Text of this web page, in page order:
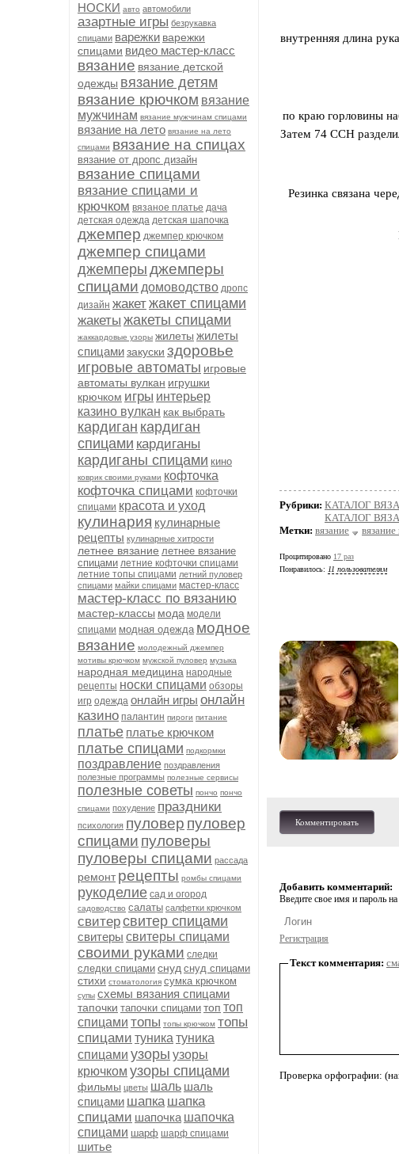
НОСКИ авто автомобили
азартные игры безрукавка
спицами варежки варежки
спицами видео мастер-класс
вязание вязание детской
одежды вязание детям
вязание крючком вязание
мужчинам вязание мужчинам спицами
вязание на лето вязание на лето
спицами вязание на спицах
вязание от дропс дизайн
вязание спицами
вязание спицами и
крючком вязаное платье дача
детская одежда детская шапочка
джемпер джемпер крючком
джемпер спицами
джемперы джемперы
спицами домоводство дропс
дизайн жакетжакет спицами
жакеты жакеты спицами
жаккардовые узоры жилеты жилеты
спицамизакуски здоровье
игровые автоматы игровые
автоматы вулкан игрушки
крючком игры интерьер
казино вулкан как выбрать
кардиган кардиган
спицами кардиганы
кардиганы спицами кино
коврик своими руками кофточка
кофточка спицами кофточки
спицами красота и уход
кулинария кулинарные
рецепты кулинарные хитрости
летнее вязание летнее вязание
спицами летние кофточки спицами
летние топы спицами летний пуловер
спицами майки спицами мастер-класс
мастер-класс по вязанию
мастер-классы мода модели
спицами модная одежда модное
вязание молодежный джемпер
мотивы крючком мужской пуловер музыка
народная медицина народные
рецепты носки спицами обзоры
игр одежда онлайн игры онлайн
казино палантин пироги питание
платье платье крючком
платье спицами подкормки
поздравление поздравления
полезные программы полезные сервисы
полезные советы пончо пончо
спицами похудение праздники
психология пуловер пуловер
спицами пуловеры
пуловеры спицами рассада
ремонт рецепты ромбы спицами
рукоделие сад и огород
садоводство салаты салфетки крючком
свитерсвитер спицами
свитеры свитеры спицами
своими руками следки
следки спицами снуд снуд спицами
стихи стоматология сумка крючком
супы схемы вязания спицами
тапочки тапочки спицами топ топ
спицами топы топы крючком топы
спицами туника туника
спицами узоры узоры
крючком узоры спицами
фильмы цветы шаль шаль
спицами шапка шапка
спицами шапочка шапочка
спицами шарф шарф спицами
шитье
внутренняя длина
по краю горловины
Затем 74 ССН
Резинка связана
Рубрики: КАТАЛОГ
КАТАЛОГ
Метки: вязание
Процитировано 17 раз
Понравилось: 11 пользователям
Комментировать
Добавить комментарий:
Введите свое имя и пароль на
Регистрация
Текст комментария:
Проверка орфографии: